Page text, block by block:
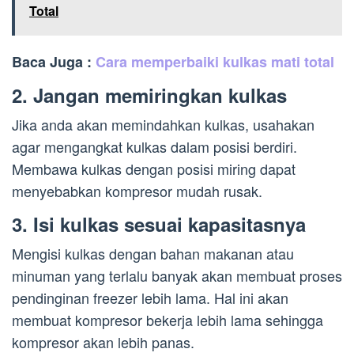
Total
Baca Juga : Cara memperbaiki kulkas mati total
2. Jangan memiringkan kulkas
Jika anda akan memindahkan kulkas, usahakan
agar mengangkat kulkas dalam posisi berdiri.
Membawa kulkas dengan posisi miring dapat
menyebabkan kompresor mudah rusak.
3. Isi kulkas sesuai kapasitasnya
Mengisi kulkas dengan bahan makanan atau
minuman yang terlalu banyak akan membuat proses
pendinginan freezer lebih lama. Hal ini akan
membuat kompresor bekerja lebih lama sehingga
kompresor akan lebih panas.